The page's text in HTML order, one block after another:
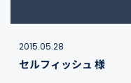
2015.05.28
セルフィッシュ 様